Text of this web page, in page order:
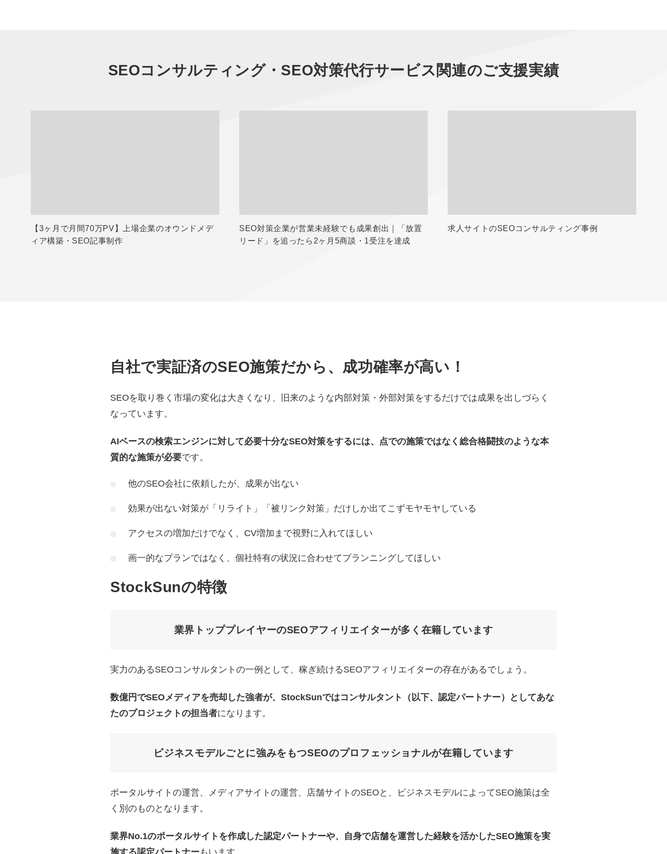
SEOコンサルティング・SEO対策代行サービス 関連のご支援実績
【3ヶ月で月間70万PV】上場企業のオウンドメデ
ィア構築・SEO記事制作
SEO対策企業が営業未経験でも成果創出｜「放置
リード」を追ったら2ヶ月5商談・1受注を達成
求人サイトのSEOコンサルティング事例
自社で実証済のSEO施策だから、成功確率が高い！
SEOを取り巻く市場の変化は大きくなり、旧来のような内部対策・外部対策をするだけでは成果を出しづらく
なっています。
AIベースの検索エンジンに対して必要十分なSEO対策をするには、点での施策ではなく総合格闘技のような本
質的な施策が必要です。
他のSEO会社に依頼したが、成果が出ない
効果が出ない対策が「リライト」「被リンク対策」だけしか出てこずモヤモヤしている
アクセスの増加だけでなく、CV増加まで視野に入れてほしい
画一的なプランではなく、個社特有の状況に合わせてプランニングしてほしい
StockSunの特徴
業界トッププレイヤーのSEOアフィリエイターが多く在籍しています
実力のあるSEOコンサルタントの一例として、稼ぎ続けるSEOアフィリエイターの存在があるでしょう。
数億円でSEOメディアを売却した強者が、StockSunではコンサルタント（以下、認定パートナー）としてあな
たのプロジェクトの担当者になります。
ビジネスモデルごとに強みをもつSEOのプロフェッショナルが在籍しています
ポータルサイトの運営、メディアサイトの運営、店舗サイトのSEOと、ビジネスモデルによってSEO施策は全
く別のものとなります。
業界No.1のポータルサイトを作成した認定パートナーや、自身で店舗を運営した経験を活かしたSEO施策を実
施する認定パートナーもいます。